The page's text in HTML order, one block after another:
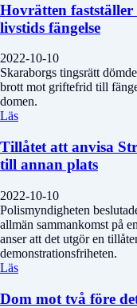
Hovrätten
livstids fängelse
2022-10-10
Skaraborgs tingsrätt
brott mot griftefrid till
domen.
Läs
Tillåtet att anvisa
till annan plats
2022-10-10
Polismyndigheten
allmän sammankomst på
anser att det utgör en
demonstrationsfriheten.
Läs
Dom mot två före